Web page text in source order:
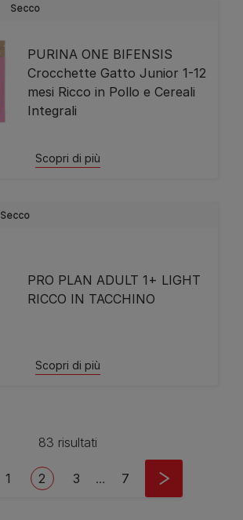
Secco
PURINA ONE BIFENSIS
Crocchette Gatto Junior 1-12
mesi Ricco in Pollo e Cereali
Integrali
Scopri di più
Secco
PRO PLAN ADULT 1+ LIGHT
RICCO IN TACCHINO
Scopri di più
83 risultati
Page
1 Current page
2 Page
3 … Last page
7